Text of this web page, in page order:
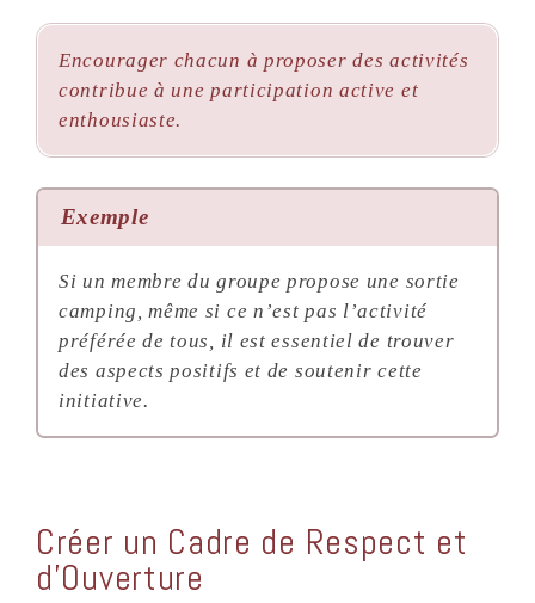
Encourager chacun à proposer des activités
contribue à une participation active et
enthousiaste.
Exemple
Si un membre du groupe propose une sortie
camping, même si ce n’est pas l’activité
préférée de tous, il est essentiel de trouver
des aspects positifs et de soutenir cette
initiative.
Créer un Cadre de Respect et
d’Ouverture